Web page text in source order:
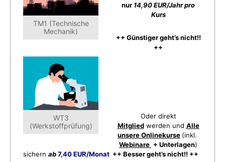
TM1 (Technische
Mechanik)
WT3
(Werkstoffprüfung)
nur 14,90 EUR/Jahr pro
Kurs
++ Günstiger geht’s nicht!!
++
Oder direkt
Mitgliedwerden und Alle
unsere Onlinekurse (inkl.
Webinare + Unterlagen)
sichern ab7,40 EUR/Monat ++ Besser geht’s nicht!! ++